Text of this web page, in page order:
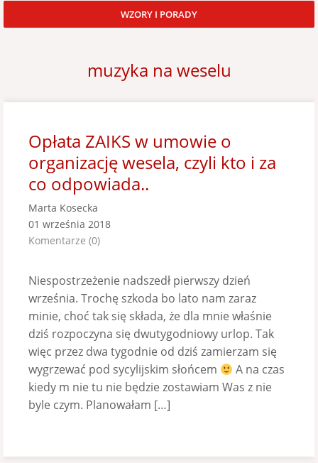
WZORY I PORADY
muzyka na weselu
Opłata ZAIKS w umowie o
organizację wesela, czyli kto i za
co odpowiada..
Marta Kosecka
01 września 2018
Komentarze (0)
Niespostrzeżenie nadszedł pierwszy dzień
września. Trochę szkoda bo lato nam zaraz
minie, choć tak się składa, że dla mnie właśnie
dziś rozpoczyna się dwutygodniowy urlop. Tak
więc przez dwa tygodnie od dziś zamierzam się
wygrzewać pod sycylijskim słońcem
A na czas
kiedy m nie tu nie będzie zostawiam Was z nie
byle czym. Planowałam […]